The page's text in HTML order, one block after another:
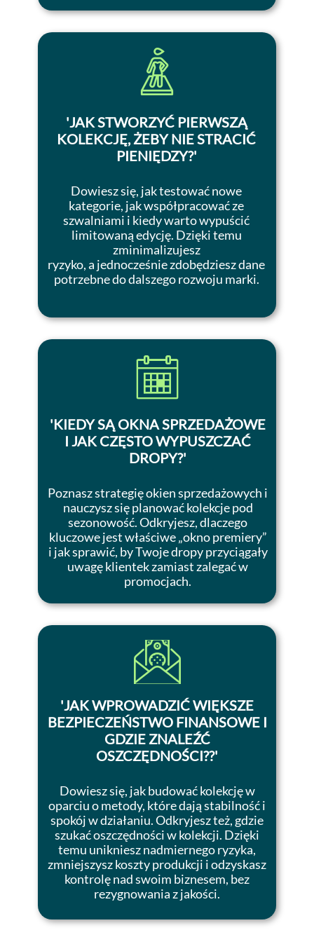
'JAK WPROWADZIĆ WIĘKSZE
BEZPIECZEŃSTWO FINANSOWE I
GDZIE ZNALEŹĆ
OSZCZĘDNOŚCI??'
Dowiesz się, jak budować kolekcję w
oparciu o metody, które dają stabilność i
spokój w działaniu. Odkryjesz też, gdzie
szukać oszczędności w kolekcji. Dzięki
temu unikniesz nadmiernego ryzyka,
zmniejszysz koszty produkcji i odzyskasz
kontrolę nad swoim biznesem, bez
rezygnowania z jakości.
'KIEDY SĄ OKNA SPRZEDAŻOWE
I JAK CZĘSTO WYPUSZCZAĆ
DROPY?'
Poznasz strategię okien sprzedażowych i
nauczysz się planować kolekcje pod
sezonowość. Odkryjesz, dlaczego
kluczowe jest właściwe „okno premiery”
i jak sprawić, by Twoje dropy przyciągały
uwagę klientek zamiast zalegać w
promocjach.
'JAK STWORZYĆ PIERWSZĄ
KOLEKCJĘ, ŻEBY NIE STRACIĆ
PIENIĘDZY?'
Dowiesz się, jak testować nowe
kategorie, jak współpracować ze
szwalniami i kiedy warto wypuścić
limitowaną edycję. Dzięki temu
zminimalizujesz
ryzyko, a jednocześnie zdobędziesz dane
potrzebne do dalszego rozwoju marki.